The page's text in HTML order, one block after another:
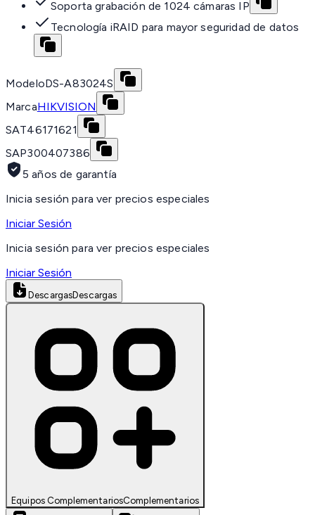
Soporta grabación de 1024 cámaras IP
Tecnología iRAID para mayor seguridad de datos
ModeloDS-A83024S
MarcaHIKVISION
SAT46171621
SAP300407386
5 años de garantía
Inicia sesión para ver precios especiales
Iniciar Sesión
Inicia sesión para ver precios especiales
Iniciar Sesión
DescargasDescargas
Equipos ComplementariosComplementarios